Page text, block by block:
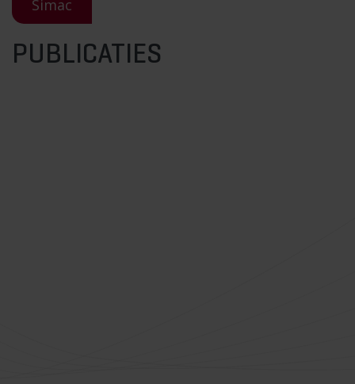
Simac
PUBLICATIES